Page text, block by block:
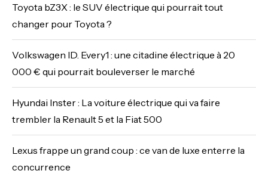
Toyota bZ3X : le SUV électrique qui pourrait tout
changer pour Toyota ?
Volkswagen ID. Every1 : une citadine électrique à 20
000 € qui pourrait bouleverser le marché
Hyundai Inster : La voiture électrique qui va faire
trembler la Renault 5 et la Fiat 500
Lexus frappe un grand coup : ce van de luxe enterre la
concurrence